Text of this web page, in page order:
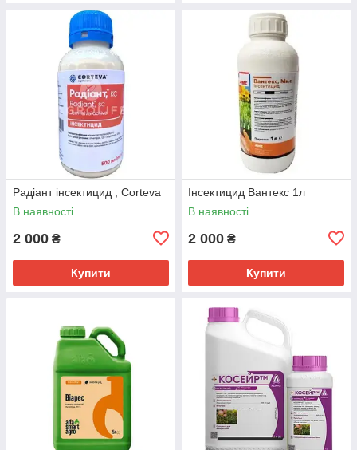
Радіант інсектицид , Corteva
В наявності
2 000 ₴
Купити
Інсектицид Вантекс 1л
В наявності
2 000 ₴
Купити